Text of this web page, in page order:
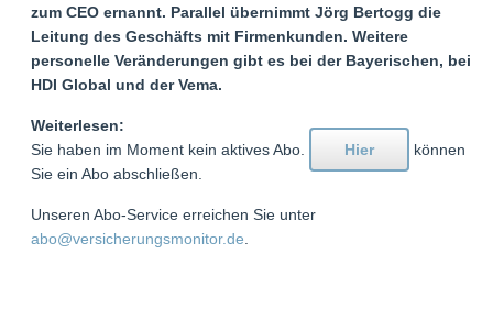
zum CEO ernannt. Parallel übernimmt Jörg Bertogg die
Leitung des Geschäfts mit Firmenkunden. Weitere
personelle Veränderungen gibt es bei der Bayerischen, bei
HDI Global und der Vema.
Weiterlesen:
Sie haben im Moment kein aktives Abo.
Hier
können
Sie ein Abo abschließen.
Unseren Abo-Service erreichen Sie unter
abo@versicherungsmonitor.de